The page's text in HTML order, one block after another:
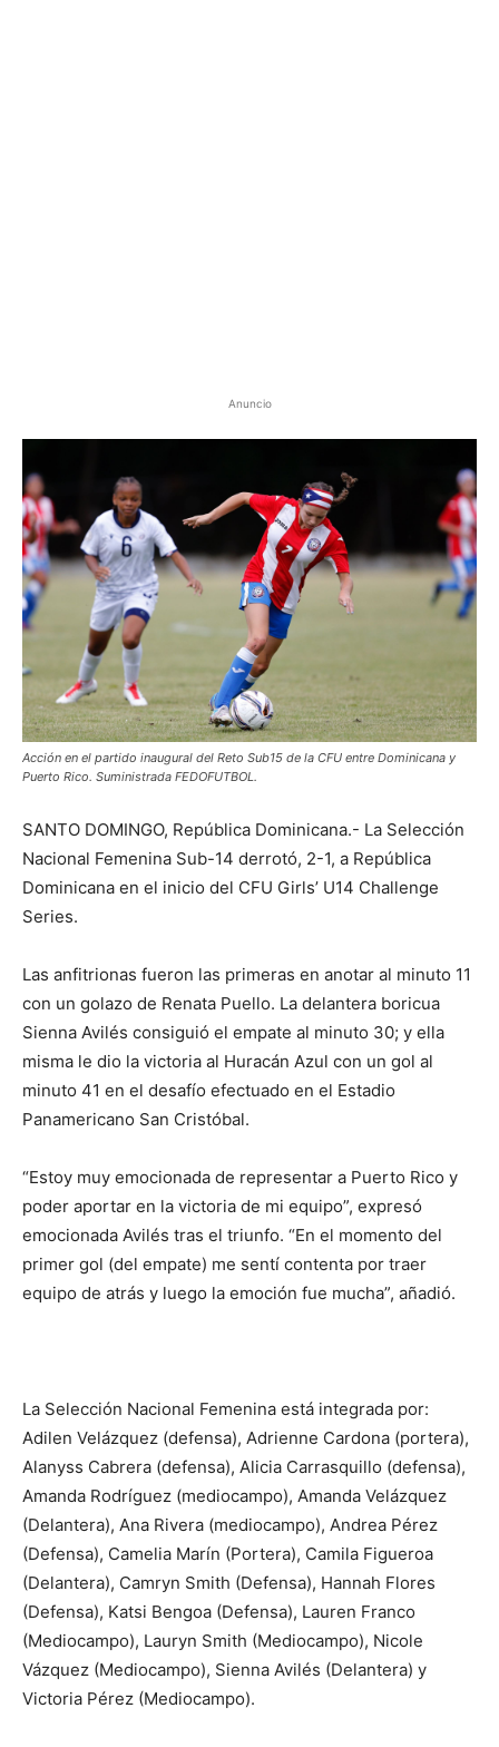
Anuncio
Acción en el partido inaugural del Reto Sub15 de la CFU entre Dominicana y
Puerto Rico. Suministrada FEDOFUTBOL.
SANTO DOMINGO, República Dominicana.- La Selección
Nacional Femenina Sub-14 derrotó, 2-1, a República
Dominicana en el inicio del CFU Girls’ U14 Challenge
Series.
Las anfitrionas fueron las primeras en anotar al minuto 11
con un golazo de Renata Puello. La delantera boricua
Sienna Avilés consiguió el empate al minuto 30; y ella
misma le dio la victoria al Huracán Azul con un gol al
minuto 41 en el desafío efectuado en el Estadio
Panamericano San Cristóbal.
“Estoy muy emocionada de representar a Puerto Rico y
poder aportar en la victoria de mi equipo”, expresó
emocionada Avilés tras el triunfo. “En el momento del
primer gol (del empate) me sentí contenta por traer
equipo de atrás y luego la emoción fue mucha”, añadió.
La Selección Nacional Femenina está integrada por:
Adilen Velázquez (defensa), Adrienne Cardona (portera),
Alanyss Cabrera (defensa), Alicia Carrasquillo (defensa),
Amanda Rodríguez (mediocampo), Amanda Velázquez
(Delantera), Ana Rivera (mediocampo), Andrea Pérez
(Defensa), Camelia Marín (Portera), Camila Figueroa
(Delantera), Camryn Smith (Defensa), Hannah Flores
(Defensa), Katsi Bengoa (Defensa), Lauren Franco
(Mediocampo), Lauryn Smith (Mediocampo), Nicole
Vázquez (Mediocampo), Sienna Avilés (Delantera) y
Victoria Pérez (Mediocampo).